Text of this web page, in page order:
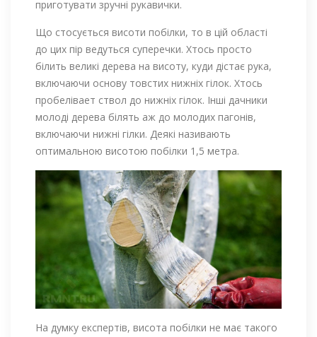
приготувати зручні рукавички.
Що стосується висоти побілки, то в цій області
до цих пір ведуться суперечки. Хтось просто
білить великі дерева на висоту, куди дістає рука,
включаючи основу товстих нижніх гілок. Хтось
пробелівает ствол до нижніх гілок. Інші дачники
молоді дерева білять аж до молодих пагонів,
включаючи нижні гілки. Деякі називають
оптимальною висотою побілки 1,5 метра.
На думку експертів, висота побілки не має такого